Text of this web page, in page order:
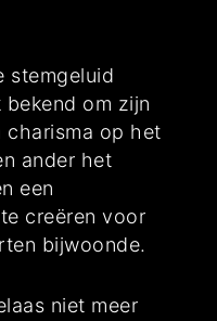
stemgeluid
om zijn
charisma op het
ander het
een
creëren voor
bijwoonde.
niet meer